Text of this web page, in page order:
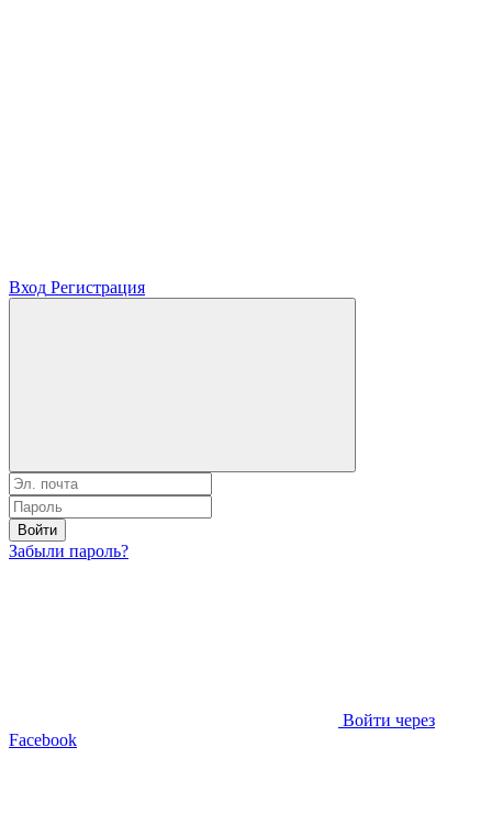
Вход Регистрация
Войти
Забыли пароль?
Войти через
Facebook